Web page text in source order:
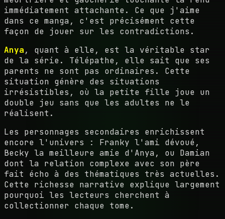
immédiatement attachante. Ce que j'aime
dans ce manga, c'est précisément cette
façon de jouer sur les contradictions.
Anya, quant à elle, est la véritable star
de la série. Télépathe, elle sait que ses
parents ne sont pas ordinaires. Cette
situation génère des situations
irrésistibles, où la petite fille joue un
double jeu sans que les adultes ne le
réalisent.
Les personnages secondaires enrichissent
encore l'univers : Franky l'ami dévoué,
Becky la meilleure amie d'Anya, ou Damian
dont la relation complexe avec son père
fait écho à des thématiques très actuelles.
Cette richesse narrative explique largement
pourquoi les lecteurs cherchent à
collectionner chaque tome.